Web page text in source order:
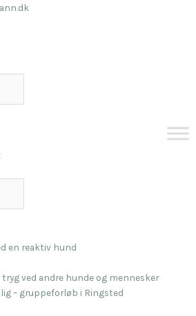
en reaktiv hund
ved andre hunde og mennesker
– gruppeforløb i Ringsted